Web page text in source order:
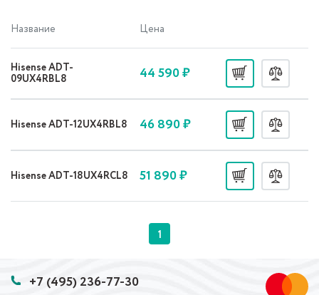
Название Цена
Hisense ADT-
09UX4RBL8
44 590 ₽
Hisense ADT-12UX4RBL8 46 890 ₽
Hisense ADT-18UX4RCL8 51 890 ₽
1
+7 (495) 236-77-30